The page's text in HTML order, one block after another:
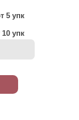
5 упк
10 упк